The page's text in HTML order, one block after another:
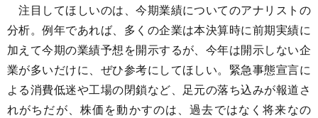
注目してほしいのは、今期業績についてのアナリストの
分析。例年であれば、多くの企業は本決算時に前期実績に
加えて今期の業績予想を開示するが、今年は開示しない企
業が多いだけに、ぜひ参考にしてほしい。緊急事態宣言に
よる消費低迷や工場の閉鎖など、足元の落ち込みが報道さ
れがちだが、株価を動かすのは、過去ではなく将来なの